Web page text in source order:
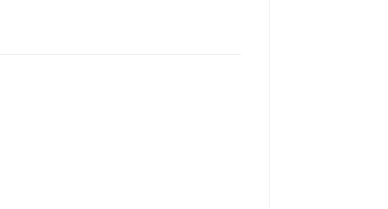
в деле руководителя группы компаний «БИПЭК Авто ...